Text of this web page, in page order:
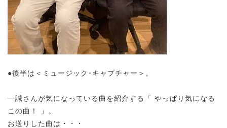
●後半は＜ミュージック･キャプチャー＞。
一誠さんが気になっている曲を紹介する「 やっぱり気になる
この曲！ 」。
お送りした曲は・・・